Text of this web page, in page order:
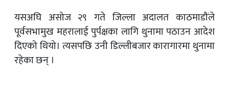
यसअघि असोज २९ गते जिल्ला अदालत काठमाडौंले
पूर्वसभामुख महरालाई पुर्पक्षका लागि थुनामा पठाउन आदेश
दिएको थियो। त्यसपछि उनी डिल्लीबजार कारागारमा थुनामा
रहेका छन् ।